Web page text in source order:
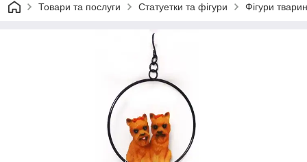
Товари та послуги Статуетки та фігури Фігури